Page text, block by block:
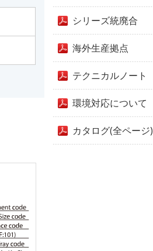
シリーズ統廃合
海外生産拠点
テクニカルノート
環境対応について
カタログ(全ページ)